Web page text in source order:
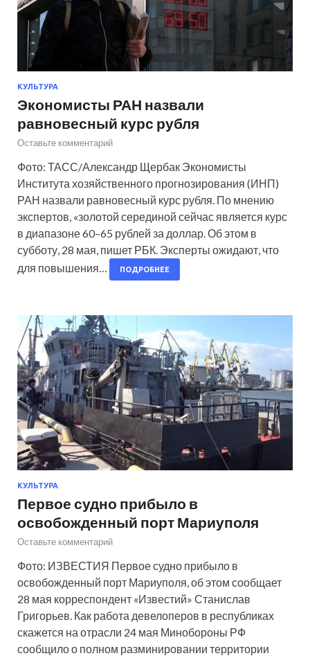
КУЛЬТУРА
Экономисты РАН назвали
равновесный курс рубля
Оставьте комментарий
Фото: ТАСС/Александр Щербак Экономисты
Института хозяйственного прогнозирования (ИНП)
РАН назвали равновесный курс рубля. По мнению
экспертов, «золотой серединой сейчас является курс
в диапазоне 60–65 рублей за доллар. Об этом в
субботу, 28 мая, пишет РБК. Эксперты ожидают, что
для повышения…
ПОДРОБНЕЕ
КУЛЬТУРА
Первое судно прибыло в
освобожденный порт Мариуполя
Оставьте комментарий
Фото: ИЗВЕСТИЯ Первое судно прибыло в
освобожденный порт Мариуполя, об этом сообщает
28 мая корреспондент «Известий» Станислав
Григорьев. Как работа девелоперов в республиках
скажется на отрасли 24 мая Минобороны РФ
сообщило о полном разминировании территории